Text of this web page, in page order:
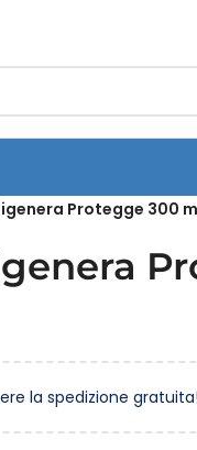
Protegge 300
la spedizione gratuita!